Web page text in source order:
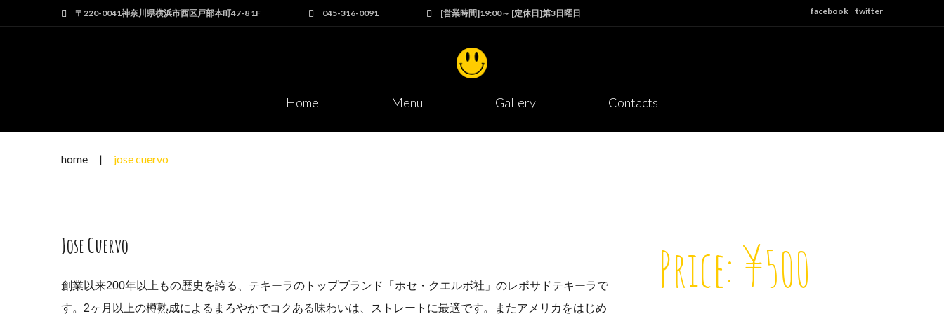
to
〒220-0041神奈川県横浜市西区戸部本町47-8 1F 045-316-0091 [営業時間]19:00～ [定休日]第3日曜日 facebook twitter
Home Menu Gallery Contacts
home | jose cuervo
Jose Cuervo
創業以来200年以上もの歴史を誇る、テキーラのトップブランド「ホセ・クエルボ社」のレポサドテキーラで
す。2ヶ月以上の樽熟成によるまろやかでコクある味わいは、ストレートに最適です。またアメリカをはじめ
Price: ¥500